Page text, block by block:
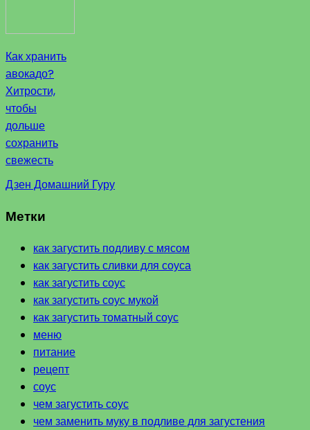
Как хранить
авокадо?
Хитрости,
чтобы
дольше
сохранить
свежесть
Дзен Домашний Гуру
Метки
как загустить подливу с мясом
как загустить сливки для соуса
как загустить соус
как загустить соус мукой
как загустить томатный соус
меню
питание
рецепт
соус
чем загустить соус
чем заменить муку в подливе для загустения